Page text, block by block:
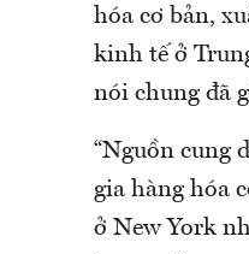
hóa cơ bản,
kinh tế ở
nói chung đã
“Nguồn cung
gia hàng hóa
ở New York